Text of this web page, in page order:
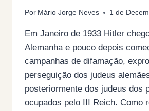
Por Mário Jorge Neves 1 de
Em Janeiro de 1933 Hitler
Alemanha e pouco depois
campanhas de difamação,
perseguição dos judeus
posteriormente dos judeus dos
ocupados pelo III Reich. Como